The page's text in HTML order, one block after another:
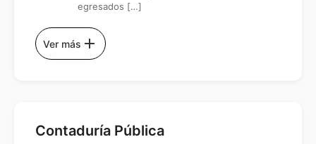
egresados […]
Ver más add
Contaduría Pública